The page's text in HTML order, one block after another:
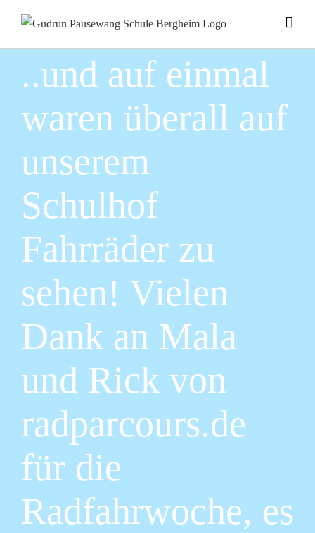
Inhalt
springen
..und auf einmal
waren überall auf
unserem
Schulhof
Fahrräder zu
sehen! Vielen
Dank an Mala
und Rick von
radparcours.de
für die
Radfahrwoche, es